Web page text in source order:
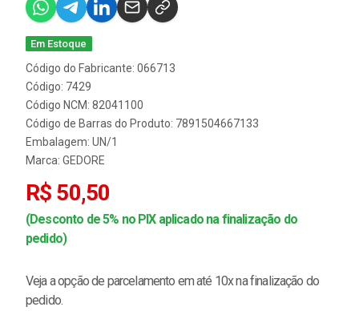
Em Estoque
Código do Fabricante: 066713
Código: 7429
Código NCM: 82041100
Código de Barras do Produto: 7891504667133
Embalagem: UN/1
Marca: GEDORE
R$ 50,50
(Desconto de 5% no PIX aplicado na finalização do
pedido)
Veja a opção de parcelamento em até 10x na finalização do
pedido.